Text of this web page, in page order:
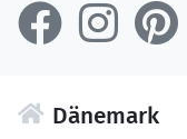
Dänemark